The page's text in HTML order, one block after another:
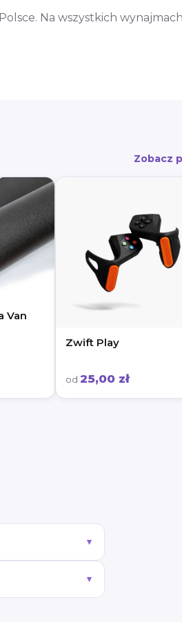
Na wszystkich wynajmach
Zobacz
Van
Zwift Play
od 25,00 zł